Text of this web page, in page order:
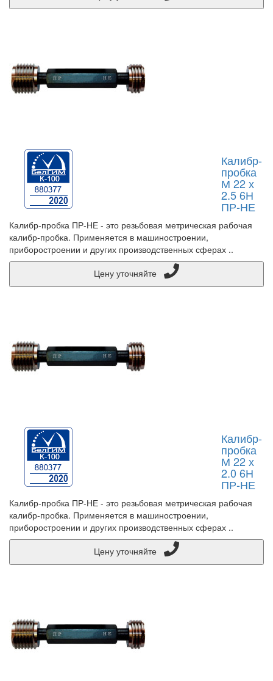
Калибр-
пробка
М 22 х
2.5 6Н
ПР-НЕ
Калибр-пробка ПР-НЕ - это резьбовая метрическая рабочая
калибр-пробка. Применяется в машиностроении,
приборостроении и других производственных сферах ..
Калибр-
пробка
М 22 х
2.0 6Н
ПР-НЕ
Калибр-пробка ПР-НЕ - это резьбовая метрическая рабочая
калибр-пробка. Применяется в машиностроении,
приборостроении и других производственных сферах ..